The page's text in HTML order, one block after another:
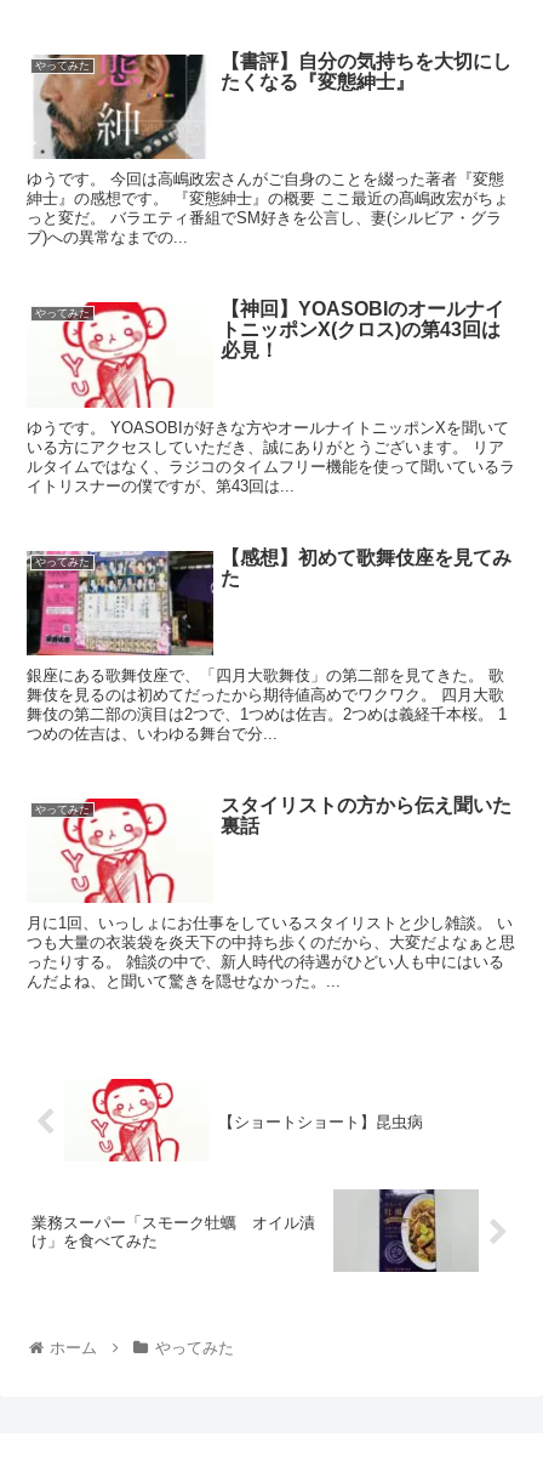
やってみた
【書評】自分の気持ちを大切にし
たくなる『変態紳士』
ゆうです。 今回は高嶋政宏さんがご自身のことを綴った著者『変態
紳士』の感想です。 『変態紳士』の概要 ここ最近の髙嶋政宏がちょ
っと変だ。 バラエティ番組でSM好きを公言し、妻(シルビア・グラ
ブ)への異常なまでの...
やってみた
【神回】YOASOBIのオールナイ
トニッポンX(クロス)の第43回は
必見！
ゆうです。 YOASOBIが好きな方やオールナイトニッポンXを聞いて
いる方にアクセスしていただき、誠にありがとうございます。 リア
ルタイムではなく、ラジコのタイムフリー機能を使って聞いているラ
イトリスナーの僕ですが、第43回は...
やってみた
【感想】初めて歌舞伎座を見てみ
た
銀座にある歌舞伎座で、「四月大歌舞伎」の第二部を見てきた。 歌
舞伎を見るのは初めてだったから期待値高めでワクワク。 四月大歌
舞伎の第二部の演目は2つで、1つめは佐吉。2つめは義経千本桜。 1
つめの佐吉は、いわゆる舞台で分...
やってみた
スタイリストの方から伝え聞いた
裏話
月に1回、いっしょにお仕事をしているスタイリストと少し雑談。 い
つも大量の衣装袋を炎天下の中持ち歩くのだから、大変だよなぁと思
ったりする。 雑談の中で、新人時代の待遇がひどい人も中にはいる
んだよね、と聞いて驚きを隠せなかった。...
【ショートショート】昆虫病
業務スーパー「スモーク牡蠣 オイル漬
け」を食べてみた
ホーム やってみた